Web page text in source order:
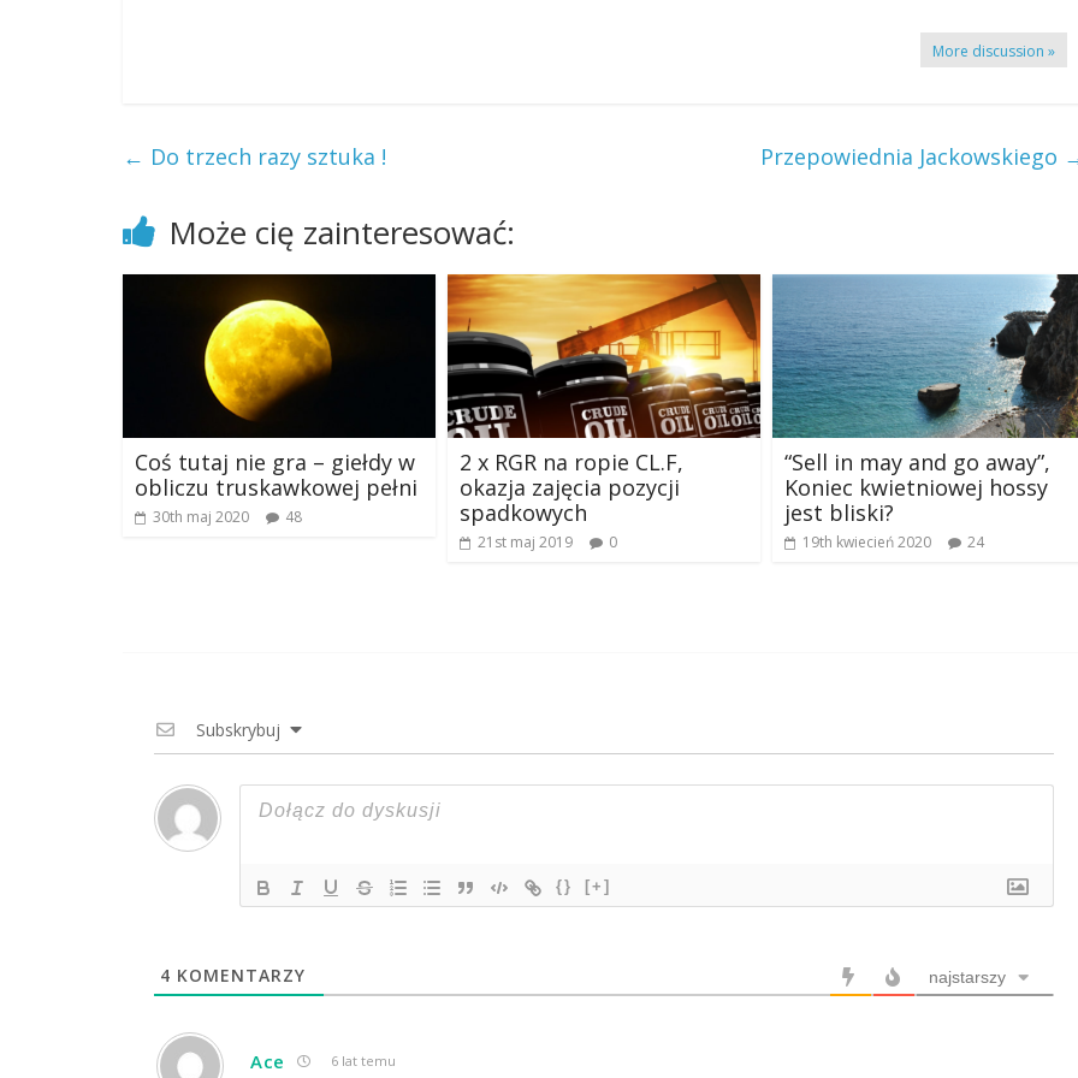
More discussion »
← Do trzech razy sztuka ! Przepowiednia Jackowskiego
Może cię zainteresować:
Coś tutaj nie gra – giełdy w
obliczu truskawkowej pełni
30th maj 2020 48
2 x RGR na ropie CL.F,
okazja zajęcia pozycji
spadkowych
21st maj 2019 0
“Sell in may and go away”,
Koniec kwietniowej hossy
jest bliski?
19th kwiecień 2020 24
Subskrybuj
{} [+]
4 KOMENTARZY najstarszy
Ace 6 lat temu